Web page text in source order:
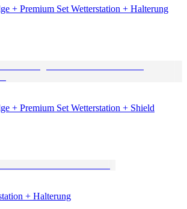
+ Premium Set Wetterstation + Halterung
+ Premium Set Wetterstation + Shield
+ Halterung